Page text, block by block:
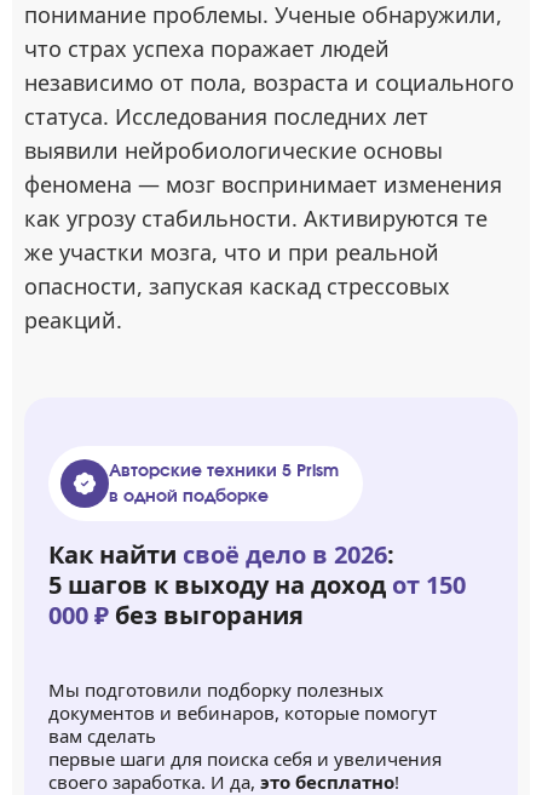
понимание проблемы. Ученые обнаружили,
что страх успеха поражает людей
независимо от пола, возраста и социального
статуса. Исследования последних лет
выявили нейробиологические основы
феномена — мозг воспринимает изменения
как угрозу стабильности. Активируются те
же участки мозга, что и при реальной
опасности, запуская каскад стрессовых
реакций.
Авторские техники 5 Prism
в одной подборке
Как найти своё дело в 2026:
5 шагов к выходу на доход от 150
000 ₽ без выгорания
Мы подготовили подборку полезных
документов и вебинаров, которые помогут
вам сделать
первые шаги для поиска себя и увеличения
своего заработка. И да, это бесплатно!